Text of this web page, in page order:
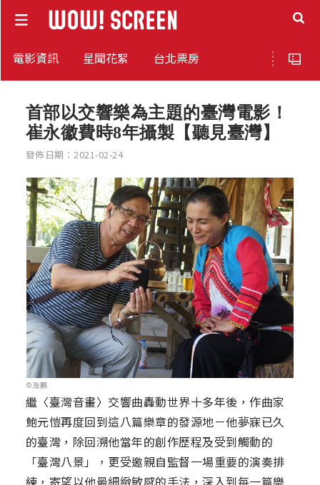
電影資訊 星聞花絮 台北票房
首部以交響樂為主題的臺灣電影！
崔永徽費時8年攝製【聽見臺灣】
發佈日期：2021-02-24
©海鵬
繼〈臺灣音畫〉交響曲轟動世界十多年後，作曲家
鮑元愷再度回到這八篇樂章的發源地－他夢寐已久
的臺灣，除回溯他當年的創作歷程及受到觸動的
「臺灣八景」，更受邀親自監督一場重要的演奏排
練，寄望以他最細緻敏感的手法，深入到每一篇樂